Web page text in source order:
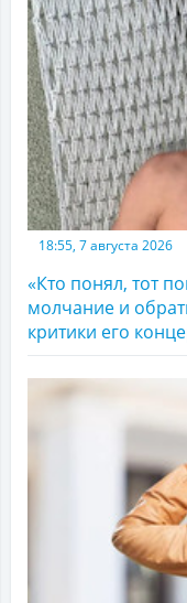
18:55, 7 августа 2026
«Кто понял, тот
молчание и
критики его